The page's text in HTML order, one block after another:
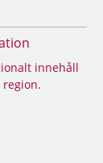
innehåll